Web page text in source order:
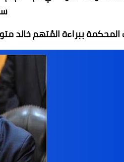
ببراءة المُتهم خالد